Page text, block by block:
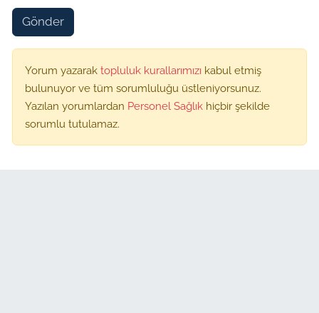
Gönder
Yorum yazarak topluluk kurallarımızı kabul etmiş
bulunuyor ve tüm sorumluluğu üstleniyorsunuz.
Yazılan yorumlardan Personel Sağlık hiçbir şekilde
sorumlu tutulamaz.